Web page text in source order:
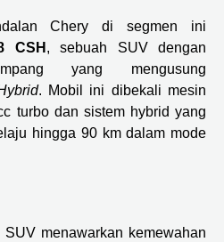
Chery di segmen ini
CSH , sebuah SUV dengan
yang mengusung
. Mobil ini dibekali mesin
turbo dan sistem hybrid yang
hingga 90 km dalam mode
menawarkan kemewahan